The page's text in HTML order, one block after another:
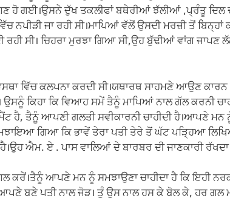
ਹੋ ਗਈ।ਉਸਨੇ ਦੁੱਖ ਤਕਲੀਫਾਂ ਬਥੇਰੀਆਂ ਝੱਲੀਆਂ ,ਪ੍ਰੰਤੂ ਦਿਲ
ਨਪੀੜੀ ਜਾ ਰਹੀ ਸੀ।ਮਾਪਿਆਂ ਵੱਲੋਂ ਉਸਦੀ ਮਰਜ਼ੀ ਤੋਂ ਬਿਨ੍ਹਾਂ
ਰਹੀ ਸੀ। ਚਿਹਰਾ ਮੁਰਝਾ ਗਿਆ ਸੀ,ਉਹ ਬੁੱਢੀਆਂ ਵਾਂਗ ਜਾਪਣ
ਵਿੱਚ ਕਲਪਨਾ ਕਰਦੀ ਸੀ।ਯਥਾਰਥ ਸਾਹਮਣੇ ਆਉਣ ਕਾਰਨ
ਕਿਹਾ ਕਿ ਵਿਆਹ ਸਮੇਂ ਤੈਨੂੰ ਮਾਪਿਆਂ ਨਾਲ ਗੱਲ ਕਰਨੀ
ਹੈ, ਤੈਨੂੰ ਆਪਣੀ ਗਲਤੀ ਸਵੀਕਾਰਨੀ ਚਾਹੀਦੀ ਹੈ।ਆਪਣੇ ਮਨ
ਗਿਆ ਕਿ ਭਾਵੇਂ ਤੇਰਾ ਪਤੀ ਤੇਰੇ ਤੋਂ ਘੱਟ ਪੜ੍ਹਿਆ
ਐਮ. ਏ . ਪਾਸ ਵਾਲਿਆਂ ਦੇ ਬਾਰਬਰ ਦੀ ਜਾਣਕਾਰੀ ਰੱਖਦਾ
ਕਰੇਂ।ਤੈਨੂੰ ਆਪਣੇ ਮਨ ਨੂੰ ਸਮਝਾਉਣਾ ਚਾਹੀਦਾ ਹੈ ਕਿ ਇਹੀ
ਬਣੇ ਪਤੀ ਨਾਲ ਜੋੜ। ਤੂੰ ਉਸ ਨਾਲ ਹਸ ਕੇ ਬੋਲ ਕੇ, ਹਰ ਗਲ